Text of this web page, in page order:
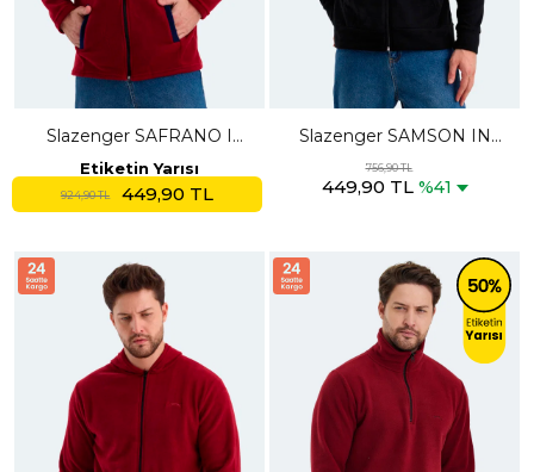
Slazenger SAFRANO I
Erkek Fermuarlı Dik Yaka
Cepli Bordo Polar
Etiketin Yarısı
924,90 TL 449,90 TL
Slazenger SAMSON IN
Erkek Fermuarlı Kapüşonlu
Cepli Siyah Polar
756,90 TL
449,90 TL %41